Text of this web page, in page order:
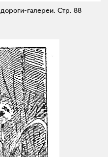
галереи. Стр. 88